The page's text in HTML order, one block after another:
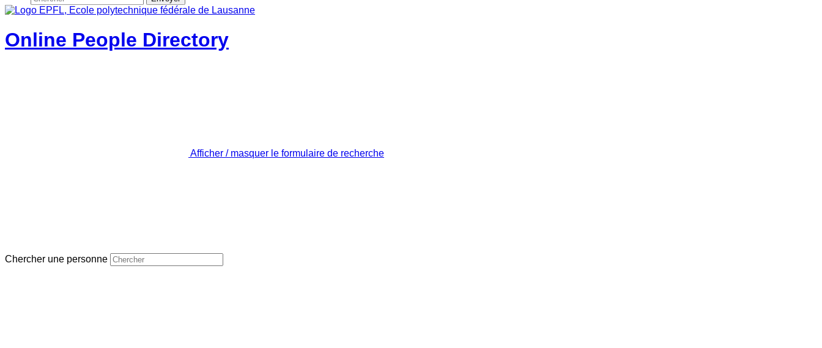
Online People Directory
Afficher / masquer le formulaire de recherche
Chercher une personne